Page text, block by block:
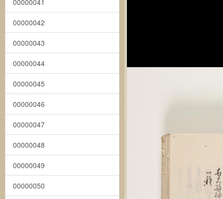
00000041
00000042
00000043
00000044
00000045
00000046
00000047
00000048
00000049
00000050